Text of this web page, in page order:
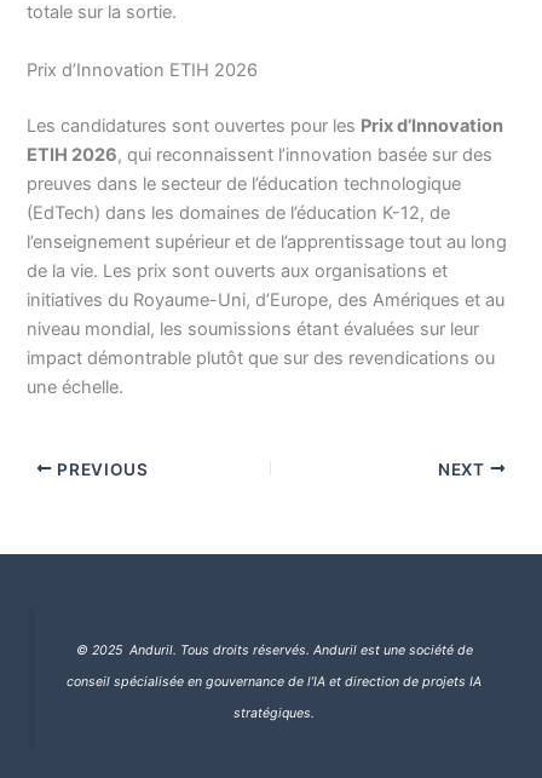
totale sur la sortie.
Prix d’Innovation ETIH 2026
Les candidatures sont ouvertes pour les Prix d’Innovation
ETIH 2026, qui reconnaissent l’innovation basée sur des
preuves dans le secteur de l’éducation technologique
(EdTech) dans les domaines de l’éducation K-12, de
l’enseignement supérieur et de l’apprentissage tout au long
de la vie. Les prix sont ouverts aux organisations et
initiatives du Royaume-Uni, d’Europe, des Amériques et au
niveau mondial, les soumissions étant évaluées sur leur
impact démontrable plutôt que sur des revendications ou
une échelle.
PREVIOUS NEXT
© 2025 Anduril. Tous droits réservés. Anduril est une société de
conseil spécialisée en gouvernance de l’IA et direction de projets IA
stratégiques.